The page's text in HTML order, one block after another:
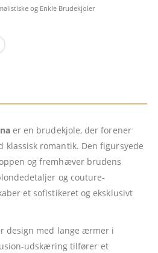
og Enkle Brudekjoler
er en brudekjole, der forener
klassisk romantik. Den figursyede
og fremhæver brudens
og couture-
et sofistikeret og eksklusivt
design med lange ærmer i
udskæring tilfører et